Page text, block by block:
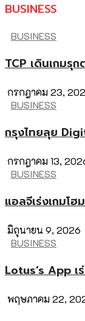
BUSINESS
BUSINESS
TCP เดินเกมรุ
กรกฎาคม 23,
BUSINESS
กรุงไทยลุย
กรกฎาคม 13,
BUSINESS
แอลจีเร่งเกมโฮ
มิถุนายน 9, 2026
BUSINESS
Lotus’s App
พฤษภาคม 22,